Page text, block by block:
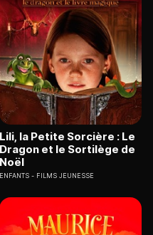
Lili, la Petite Sorcière : Le
Dragon et le Sortilège de
Noël
ENFANTS FILMS JEUNESSE